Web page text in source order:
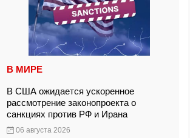
В МИРЕ
В США ожидается ускоренное
рассмотрение законопроекта о
санкциях против РФ и Ирана
06 августа 2026